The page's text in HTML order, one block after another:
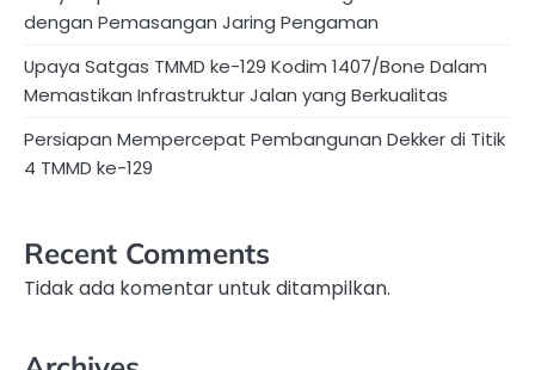
dengan Pemasangan Jaring Pengaman
Upaya Satgas TMMD ke-129 Kodim 1407/Bone Dalam
Memastikan Infrastruktur Jalan yang Berkualitas
Persiapan Mempercepat Pembangunan Dekker di Titik
4 TMMD ke-129
Recent Comments
Tidak ada komentar untuk ditampilkan.